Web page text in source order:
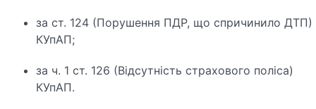
за ст. 124 (Порушення ПДР, що спричинило ДТП)
КУпАП;
за ч. 1 ст. 126 (Відсутність страхового поліса)
КУпАП.